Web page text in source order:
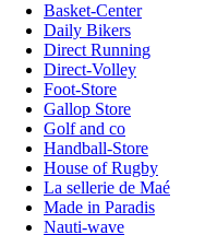
Basket-Center
Daily Bikers
Direct Running
Direct-Volley
Foot-Store
Gallop Store
Golf and co
Handball-Store
House of Rugby
La sellerie de Maé
Made in Paradis
Nauti-wave